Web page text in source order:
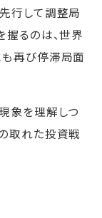
行して調整局
握るのは、世界
再び停滞局面
象を理解しつ
取れた投資戦